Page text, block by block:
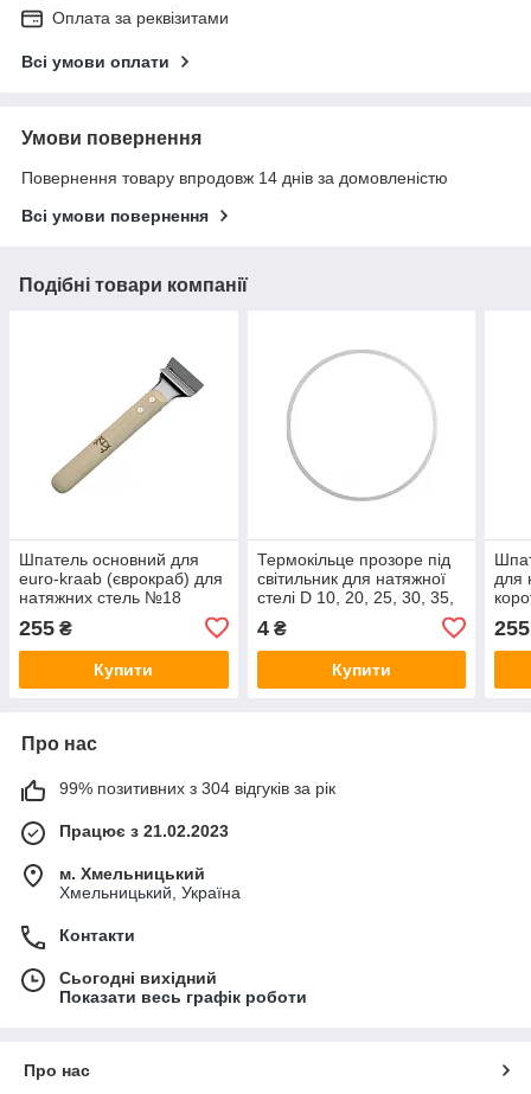
Оплата за реквізитами
Всі умови оплати
Умови повернення
Повернення товару впродовж 14 днів за домовленістю
Всі умови повернення
Подібні товари компанії
Шпатель основний для
euro-kraab (єврокраб) для
натяжних стель №18
255 ₴
Купити
Термокільце прозоре під
світильник для натяжної
стелі D 10, 20, 25, 30, 35,
40, 45, 50, 55, 60, 65, 70,
75
4₴
Купити
для
255
Про нас
99% позитивних з 304 відгуків за рік
Працює з 21.02.2023
м. Хмельницький
Хмельницький, Україна
Контакти
Сьогодні вихідний
Показати весь графік роботи
Про нас